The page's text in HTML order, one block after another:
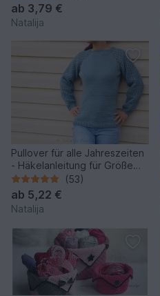
ab 3,79 €
Natalija
Pullover für alle Jahreszeiten
- Häkelanleitung für Größe
32-50
(53)
ab 5,22 €
Natalija